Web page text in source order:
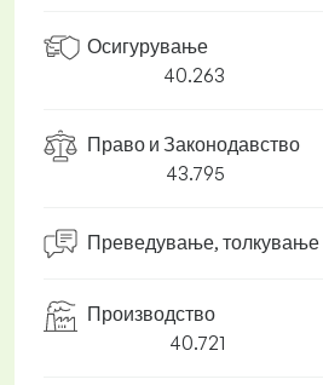
Осигурување
40.263
Право и Законодавство
43.795
Преведување, толкување
Производство
40.721